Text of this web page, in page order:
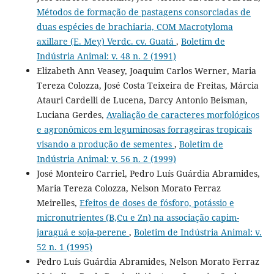
Métodos de formação de pastagens consorciadas de
duas espécies de brachiaria, COM Macrotyloma
axillare (E. Mey) Verdc. cv. Guatá , Boletim de
Indústria Animal: v. 48 n. 2 (1991)
Elizabeth Ann Veasey, Joaquim Carlos Werner, Maria
Tereza Colozza, José Costa Teixeira de Freitas, Márcia
Atauri Cardelli de Lucena, Darcy Antonio Beisman,
Luciana Gerdes, Avaliação de caracteres morfológicos
e agronômicos em leguminosas forrageiras tropicais
visando a produção de sementes , Boletim de
Indústria Animal: v. 56 n. 2 (1999)
José Monteiro Carriel, Pedro Luís Guárdia Abramides,
Maria Tereza Colozza, Nelson Morato Ferraz
Meirelles, Efeitos de doses de fósforo, potássio e
micronutrientes (B,Cu e Zn) na associação capim-
jaraguá e soja-perene , Boletim de Indústria Animal: v.
52 n. 1 (1995)
Pedro Luís Guárdia Abramides, Nelson Morato Ferraz